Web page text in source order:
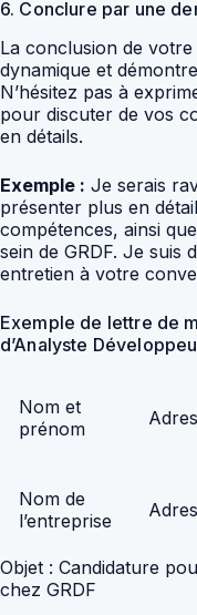
6. Conclure par une
La conclusion de
dynamique et
N’hésitez pas à
pour discuter de vos
en détails.
Exemple : Je serais
présenter plus en
compétences, ainsi
sein de GRDF. Je suis
entretien à votre
Exemple de lettre de
d’Analyste
Nom et
prénom
Nom de
l’entreprise
Objet : Candidature
chez GRDF